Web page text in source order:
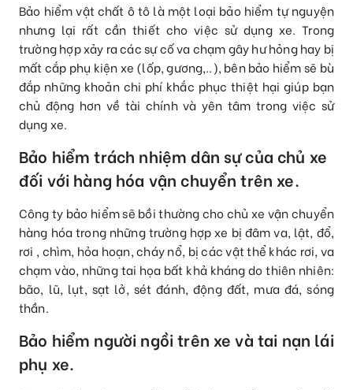
Bảo hiểm vật chất ô tô là một loại bảo hiểm tự nguyện
nhưng lại rất cần thiết cho việc sử dụng xe. Trong
trường hợp xảy ra các sự cố va chạm gây hư hỏng hay bị
mất cắp phụ kiện xe (lốp, gương,..), bên bảo hiểm sẽ bù
đắp những khoản chi phí khắc phục thiệt hại giúp bạn
chủ động hơn về tài chính và yên tâm trong việc sử
dụng xe.
Bảo hiểm trách nhiệm dân sự của chủ xe
đối với hàng hóa vận chuyển trên xe.
Công ty bảo hiểm sẽ bồi thường cho chủ xe vận chuyển
hàng hóa trong những trường hợp xe bị đâm va, lật, đổ,
rơi , chìm, hỏa hoạn, cháy nổ, bị các vật thể khác rơi, va
chạm vào, những tai họa bất khả kháng do thiên nhiên:
bão, lũ, lụt, sạt lở, sét đánh, động đất, mưa đá, sóng
thần.
Bảo hiểm người ngồi trên xe và tai nạn lái
phụ xe.